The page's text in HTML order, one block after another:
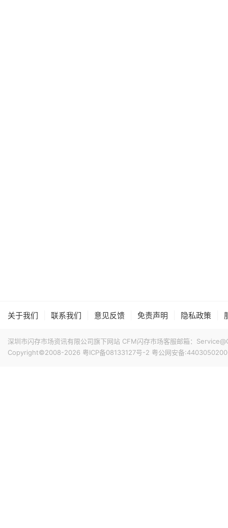
关于我们 联系我们 意见反馈 免责声明 隐私政策
深圳市闪存市场资讯有限公司旗下网站 CFM闪存市场客服邮箱：
Copyright©2008-2026 粤ICP备08133127号-2 粤公网安备